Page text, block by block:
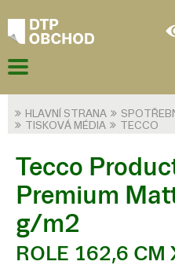
HLAVNÍ STRANA
TISKOVÁ MÉDIA
TECCO
Tecco
Premium
g/m2
ROLE 162,6 CM